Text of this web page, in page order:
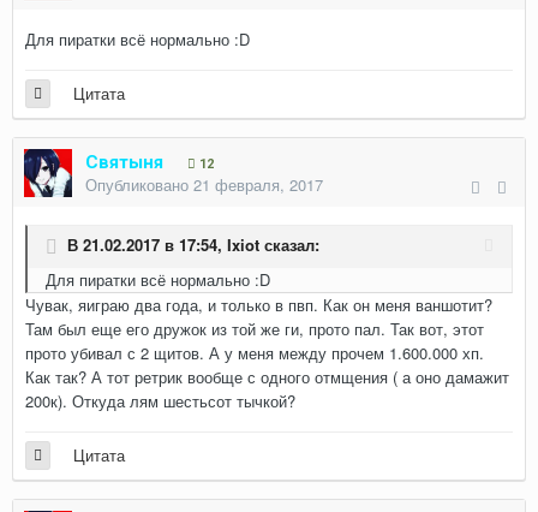
Для пиратки всё нормально :D
Цитата
Святыня 12
Опубликовано 21 февраля, 2017
В 21.02.2017 в 17:54, Ixiot сказал:
Для пиратки всё нормально :D
Чувак, яиграю два года, и только в пвп. Как он меня ваншотит?
Там был еще его дружок из той же ги, прото пал. Так вот, этот
прото убивал с 2 щитов. А у меня между прочем 1.600.000 хп.
Как так? А тот ретрик вообще с одного отмщения ( а оно дамажит
200к). Откуда лям шестьсот тычкой?
Цитата